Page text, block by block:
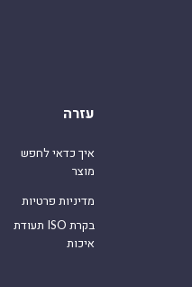
עזרה
איך כדאי לחפש
מוצר
מדיניות פרטיות
תעודת ISO בקרת
איכות